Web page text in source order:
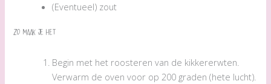
(Eventueel) zout
Zo maak je het
Begin met het roosteren van de kikkererwten.
Verwarm de oven voor op 200 graden (hete lucht).